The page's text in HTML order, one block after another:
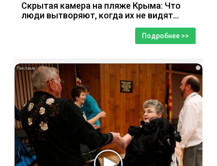
Скрытая камера на пляже Крыма: Что
люди вытворяют, когда их не видят...
Подробнее >>
i